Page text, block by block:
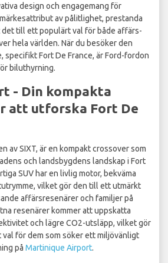
design och engagemang för
av pålitlighet, prestanda
till ett populärt val för både affärs-
hela världen. När du besöker den
specifikt Fort De France, är Ford-fordon
biluthyrning.
- Din kompakta
att utforska Fort De
av SIXT, är en kompakt crossover som
och landsbygdens landskap i Fort
SUV har en livlig motor, bekväma
vilket gör den till ett utmärkt
affärsresenärer och familjer på
resenärer kommer att uppskatta
och lägre CO2-utsläpp, vilket gör
för dem som söker ett miljövänligt
på Martinique Airport.